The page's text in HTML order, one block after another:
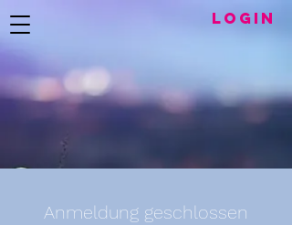
LogIN
Anmeldung geschlossen